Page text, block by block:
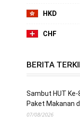
HKD
CHF
BERITA
Sambut HUT Ke-
Paket Makanan
07/08/2026